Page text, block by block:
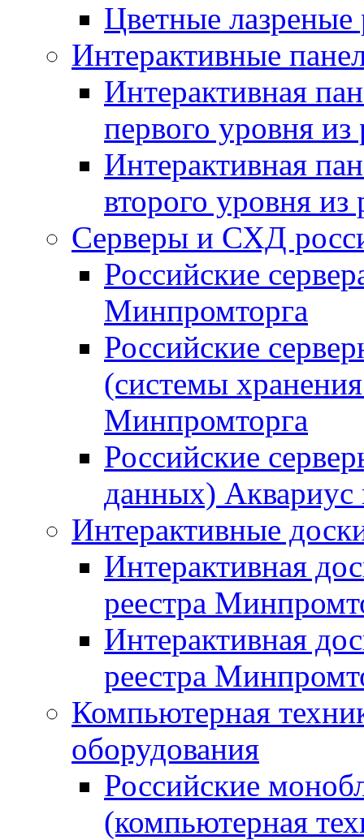
Цветные
Интерактивные
Интерактивная
первого уровня
Интерактивная
второго уровня
Серверы и СХД
Российские
Минпромторга
Российские
(системы
Минпромторга
Российские
данных) Аквариус
Интерактивные
Интерактивная
реестра
Интерактивная
реестра
Компьютерная
оборудования
Российские
(компьютерная